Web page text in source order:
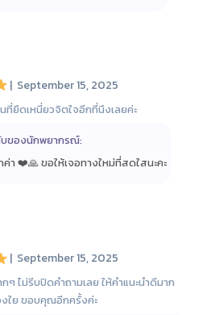
| September 15, 2025
ที่ยึดเหนี่ยวจิตใจอีกที่นึงเลยค่ะ
ของนักพยากรณ์:
า ❤️🙏 ขอให้เจอทางใหม่ที่สดใสนะคะ
| September 15, 2025
ๆ ไม่รีบปิดคำถามเลย ให้คำแนะนำดีมาก
ใย ขอบคุณอีกครั้งค่ะ